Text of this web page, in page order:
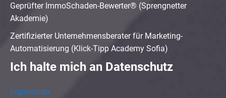
Geprüfter ImmoSchaden-Bewerter® (Sprengnetter
Akademie)
Zertifizierter Unternehmensberater für Marketing-
Automatisierung (Klick-Tipp Academy Sofia)
Ich halte mich an Datenschutz
Impressum